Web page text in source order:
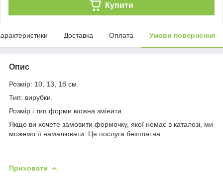
Купити
Доставка Оплата Умови повернення
Опис
Розмір: 10, 13, 18 см.
Тип: вирубки.
Розмір і тип форми можна змінити.
Якщо ви хочете замовити формочку, якої немає в каталозі, ми
можемо її намалювати. Ця послуга безплатна.
Приховати